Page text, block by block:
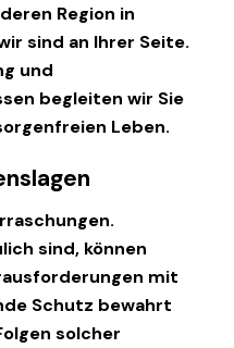
Region in
sind an Ihrer Seite.
und
begleiten wir Sie
Leben.
sind, können
mit
Schutz bewahrt
solcher